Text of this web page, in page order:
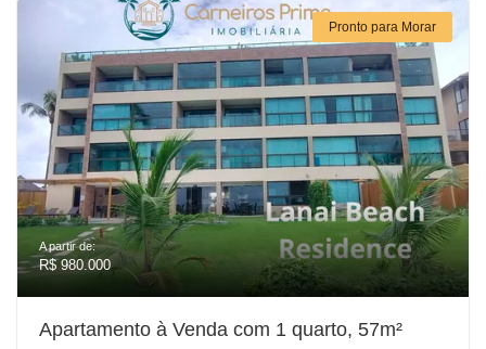
Pronto para Morar
A partir de:
R$ 980.000
Apartamento à Venda com 1 quarto, 57m²